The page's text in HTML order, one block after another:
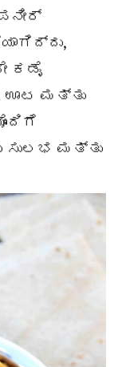
ಕಡೈ
ಊಟ ಮತ್ತು
ಸುಲಭ ಮತ್ತು